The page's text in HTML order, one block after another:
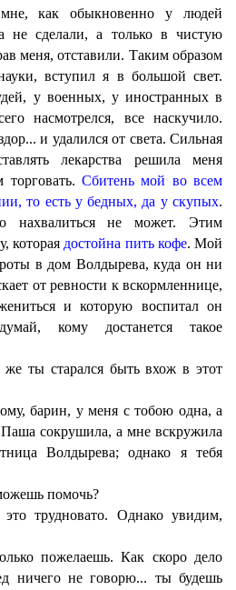
как обыкновенно у людей
не сделали, а только в чистую
меня, отставили. Таким образом
вступил я в большой свет.
у военных, у иностранных в
насмотрелся, все наскучило.
и удалился от света. Сильная
лекарства решила меня
торговать. Сбитень мой во всем
то есть у бедных, да у скупых.
нахвалиться не может. Этим
которая достойна пить кофе. Мой
в дом Волдырева, куда он ни
от ревности к вскормленнице,
и которую воспитал он
кому достанется такое
же ты старался быть вхож в этот
барин, у меня с тобою одна, а
сокрушила, а мне вскружила
Волдырева; однако я тебя
помочь?
трудновато. Однако увидим,
пожелаешь. Как скоро дело
ничего не говорю... ты будешь